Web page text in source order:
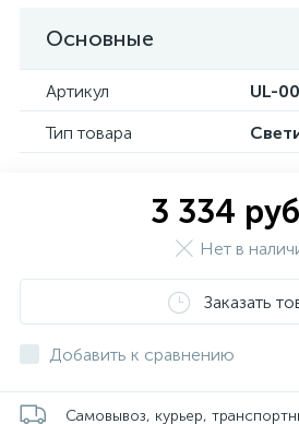
Основные
Артикул
UL-
Тип товара
3 334
Нет в
Заказать
Добавить к сравнению
Самовывоз, курьер,